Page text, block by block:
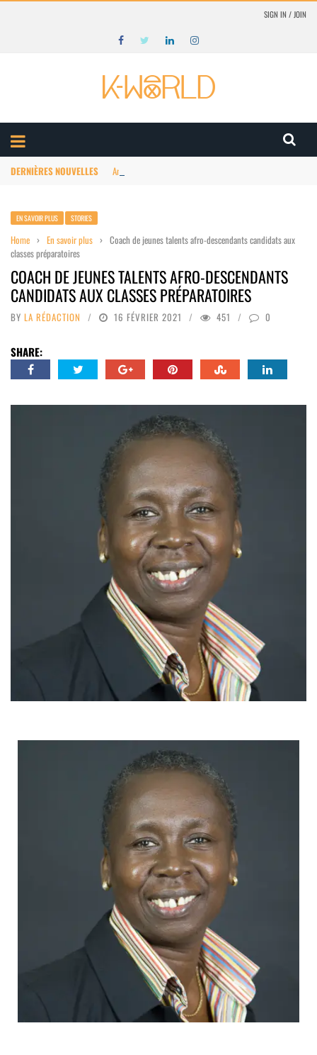
SIGN IN / JOIN
DERNIÈRES NOUVELLES Animation Afrique : structuration du marché
EN SAVOIR PLUS STORIES
Home › En savoir plus › Coach de jeunes talents afro-descendants candidats aux
classes préparatoires
COACH DE JEUNES TALENTS AFRO-DESCENDANTS
CANDIDATS AUX CLASSES PRÉPARATOIRES
BY LA RÉDACTION 16 FÉVRIER 2021 451 0
SHARE: